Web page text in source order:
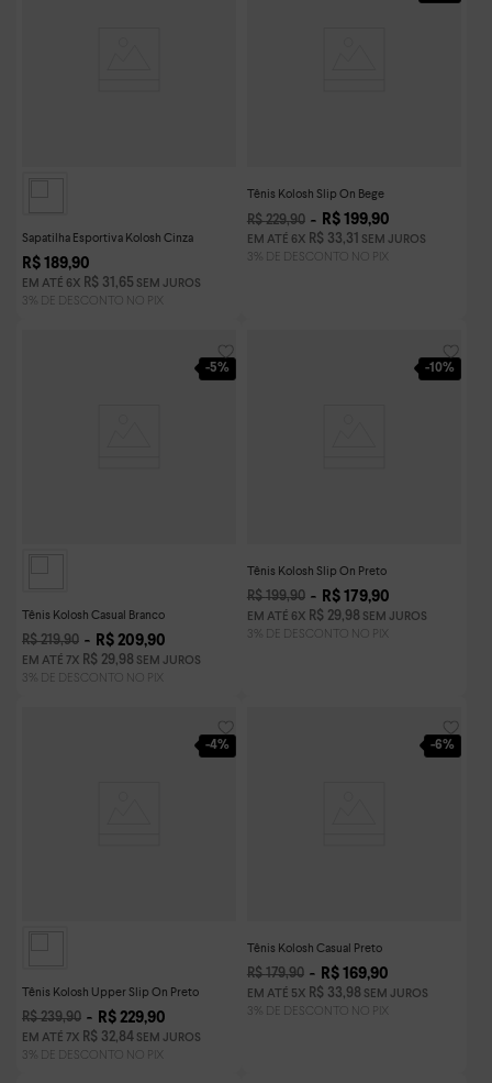
Sapatilha Esportiva Kolosh Cinza
R$ 189,90
EM ATÉ 6X R$ 31 ,65 SEM JUROS
Tênis Kolosh Slip On Bege
R$ 229,90 R$ 199,90
EM ATÉ 6X R$ 33,31 SEM JUROS
-5%
Tênis Kolosh Casual Branco
R$ 219,90 R$ 209,90
EM ATÉ 7X R$ 29,98 SEM JUROS
-10%
Tênis Kolosh Slip On Preto
R$ 199,90 R$ 179,90
EM ATÉ 6X R$ 29,98 SEM JUROS
-4%
Tênis Kolosh Upper Slip On Preto
R$ 239,90 R$ 229,90
EM ATÉ 7X R$ 32,84 SEM JUROS
-6%
Tênis Kolosh Casual Preto
R$ 179,90 R$ 169,90
EM ATÉ 5 X R$ 33,98 SEM JUROS